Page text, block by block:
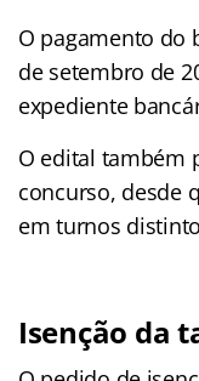
O pagamento do
de setembro de
expediente
O edital também
concurso, desde
em turnos
Isenção da